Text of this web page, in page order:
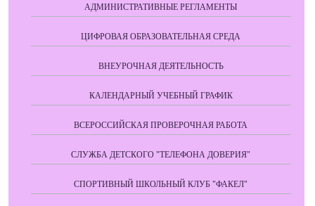
АДМИНИСТРАТИВНЫЕ РЕГЛАМЕНТЫ
ЦИФРОВАЯ ОБРАЗОВАТЕЛЬНАЯ СРЕДА
ВНЕУРОЧНАЯ ДЕЯТЕЛЬНОСТЬ
КАЛЕНДАРНЫЙ УЧЕБНЫЙ ГРАФИК
ВСЕРОССИЙСКАЯ ПРОВЕРОЧНАЯ РАБОТА
СЛУЖБА ДЕТСКОГО "ТЕЛЕФОНА ДОВЕРИЯ"
СПОРТИВНЫЙ ШКОЛЬНЫЙ КЛУБ "ФАКЕЛ"